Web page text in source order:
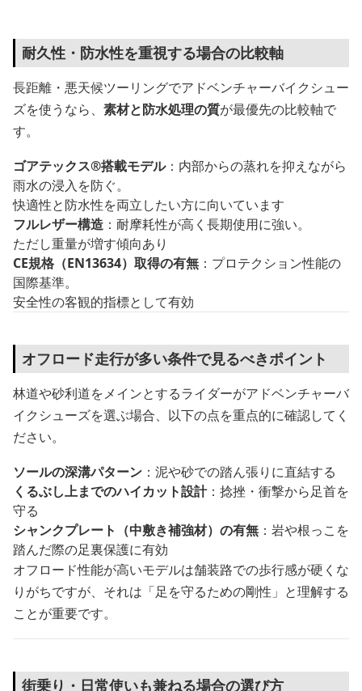
耐久性・防水性を重視する場合の比較軸
長距離・悪天候ツーリングでアドベンチャーバイクシュー
ズを使うなら、 素材と防水処理の質が最優先の比較軸で
す。
ゴアテックス®搭載モデル：内部からの蒸れを抑えながら
雨水の浸入を防ぐ。
快適性と防水性を両立したい方に向いています
フルレザー構造 ：耐摩耗性が高く長期使用に強い。
ただし重量が増す傾向あり
CE規格（EN13634）取得の有無 ：プロテクション性能の
国際基準。
安全性の客観的指標として有効
オフロード走行が多い条件で見るべきポイント
林道や砂利道をメインとするライダーがアドベンチャーバ
イクシューズを選ぶ場合、以下の点を重点的に確認してく
ださい。
ソールの深溝パターン ：泥や砂での踏ん張りに直結する
くるぶし上までのハイカット設計：捻挫・衝撃から足首を
守る
シャンクプレート（中敷き補強材）の有無 ：岩や根っこを
踏んだ際の足裏保護に有効
オフロード性能が高いモデルは舗装路での歩行感が硬くな
りがちですが、それは「足を守るための剛性」と理解する
ことが重要です。
街乗り・日常使いも兼ねる場合の選び方